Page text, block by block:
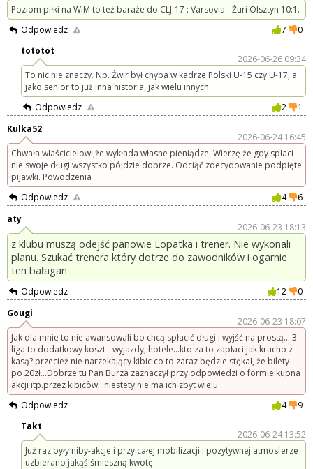
Poziom piłki na WiM to też baraże do CLJ-17 : Varsovia - Żuri Olsztyn 10:1.
Odpowiedz
7
0
tototot
2026-06-26 09:34
To nic nie znaczy. Np. Żwir był chyba w kadrze Polski U-15 czy U-17, a
jako senior to już inna historia, jak wielu innych.
Odpowiedz
2
1
Kulka52
2026-06-24 16:45
Chwała właścicielowi,że wykłada własne pieniądze. Wierzę że gdy spłaci
nie swoje długi wszystko pójdzie dobrze. Odciąć zdecydowanie podpięte
pijawki. Powodzenia
Odpowiedz
4
6
aty
2026-06-23 18:13
z klubu muszą odejść panowie Lopatka i trener. Nie wykonali
planu. Szukać trenera który dotrze do zawodników i ogarnie
ten bałagan .
Odpowiedz 12
0
Gougi
2026-06-23 18:07
Jak dla mnie to nie awansowali bo chcą spłacić długi i wyjść na prostą....3
liga to dodatkowy koszt - wyjazdy, hotele...kto za to zapłaci jak krucho z
kasą? przecież nie narzekający kibic co to zaraz będzie stękał, że bilety
po 20zł...Dobrze tu Pan Burza zaznaczył przy odpowiedzi o formie kupna
akcji itp.przez kibicòw...niestety nie ma ich zbyt wielu
Odpowiedz
4
9
Takt
2026-06-24 13:52
Już raz były niby-akcje i przy całej mobilizacji i pozytywnej atmosferze
uzbierano jakąś śmieszną kwotę.